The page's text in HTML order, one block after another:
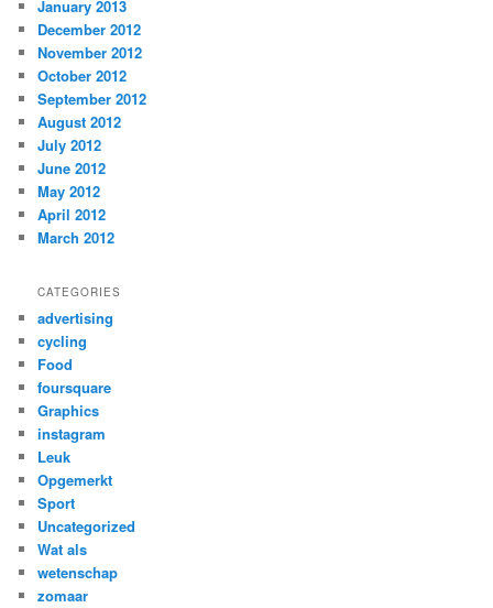
January 2013
December 2012
November 2012
October 2012
September 2012
August 2012
July 2012
June 2012
May 2012
April 2012
March 2012
CATEGORIES
advertising
cycling
Food
foursquare
Graphics
instagram
Leuk
Opgemerkt
Sport
Uncategorized
Wat als
wetenschap
zomaar